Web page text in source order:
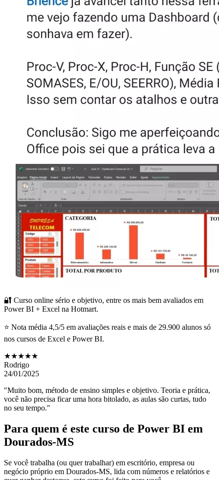
🔐 Curso online sério e objetivo, entre os mais bem avaliados em
Power BI + Excel na Hotmart.
⭐ Nota média 4,5/5 em avaliações reais e mais de 29.900 alunos só
nos cursos de Excel e Power BI.
★★★★★
Rodrigo
24/01/2025
"Muito bom, método de ensino simples e objetivo. Teoria e prática,
você não precisa ficar uma hora bitolado, as aulas são curtas, tudo
no seu tempo."
Para quem é este curso de Power BI em
Dourados-MS
Se você trabalha (ou quer trabalhar) em escritório, empresa ou
negócio próprio em Dourados-MS, lida com números e relatórios e